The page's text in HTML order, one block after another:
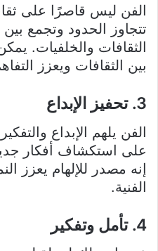
الفن ليس قاصرًا على
تتجاوز الحدود وتجمع
الثقافات والخلفيات.
بين الثقافات ويعزز
3. تحفيز الإبداع
الفن يلهم الإبداع
على استكشاف أفكار
إنه مصدر للإلهام يعزز
الفنية.
4. تأمل وتفكير